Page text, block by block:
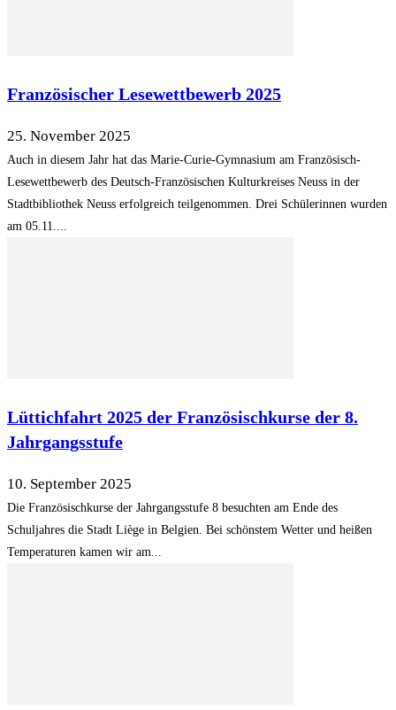
Französischer Lesewettbewerb 2025
25. November 2025
Auch in diesem Jahr hat das Marie-Curie-Gymnasium am Französisch-
Lesewettbewerb des Deutsch-Französischen Kulturkreises Neuss in der
Stadtbibliothek Neuss erfolgreich teilgenommen. Drei Schülerinnen wurden
am 05.11....
Lüttichfahrt 2025 der Französischkurse der 8.
Jahrgangsstufe
10. September 2025
Die Französischkurse der Jahrgangsstufe 8 besuchten am Ende des
Schuljahres die Stadt Liège in Belgien. Bei schönstem Wetter und heißen
Temperaturen kamen wir am...